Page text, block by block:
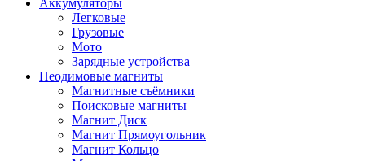
Аккумуляторы
Легковые
Грузовые
Мото
Зарядные устройства
Неодимовые магниты
Магнитные съёмники
Поисковые магниты
Магнит Диск
Магнит Пря­мо­уголь­ник
Магнит Кольцо